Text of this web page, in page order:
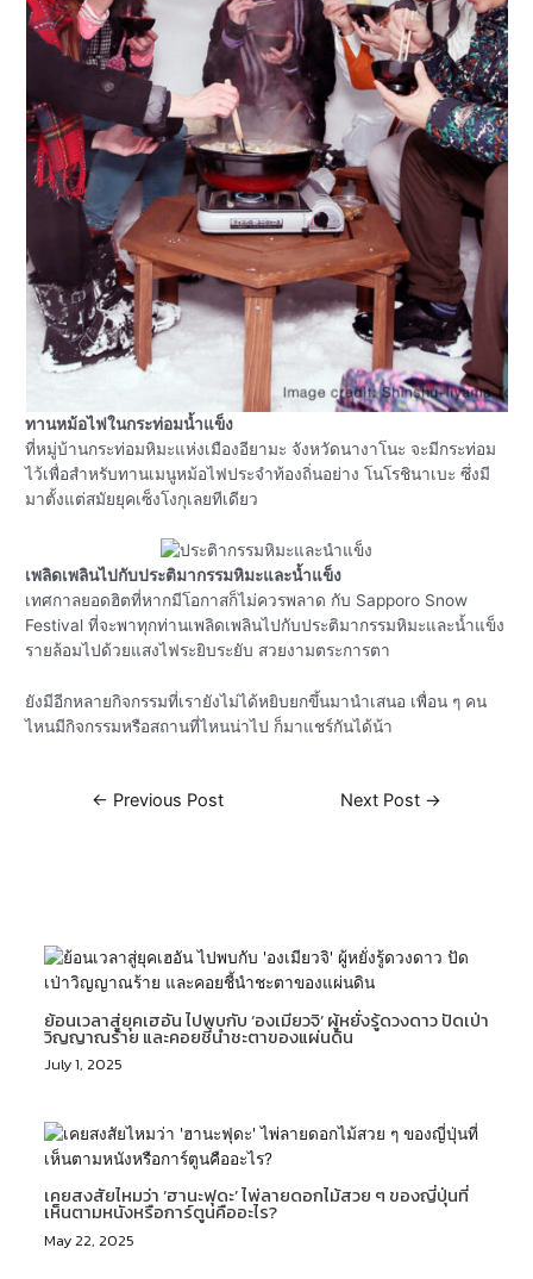
ทานหม้อไฟในกระท่อมน้ำแข็ง
ที่หมู่บ้านกระท่อมหิมะแห่งเมืองอียามะ จังหวัดนางาโนะ จะมีกระท่อม
ไว้เพื่อสำหรับทานเมนูหม้อไฟประจำท้องถิ่นอย่าง โนโรชินาเบะ ซึ่งมี
มาตั้งแต่สมัยยุคเซ็งโงกุเลยทีเดียว
เพลิดเพลินไปกับประติมากรรมหิมะและน้ำแข็ง
เทศกาลยอดฮิตที่หากมีโอกาสก็ไม่ควรพลาด กับ Sapporo Snow
Festival ที่จะพาทุกท่านเพลิดเพลินไปกับประติมากรรมหิมะและน้ำแข็ง
รายล้อมไปด้วยแสงไฟระยิบระยับ สวยงามตระการตา
ยังมีอีกหลายกิจกรรมที่เรายังไม่ได้หยิบยกขึ้นมานำเสนอ เพื่อน ๆ คน
ไหนมีกิจกรรมหรือสถานที่ไหนน่าไป ก็มาแชร์กันได้น้า
← Previous Post Next Post →
ย้อนเวลาสู่ยุคเฮอัน ไปพบกับ ‘องเมียวจิ’ ผู้หยั่งรู้ดวงดาว ปัดเป่า
วิญญาณร้าย และคอยชี้นำชะตาของแผ่นดิน
July 1, 2025
เคยสงสัยไหมว่า ‘ฮานะฟุดะ’ ไพ่ลายดอกไม้สวย ๆ ของญี่ปุ่นที่
เห็นตามหนังหรือการ์ตูนคืออะไร?
May 22, 2025